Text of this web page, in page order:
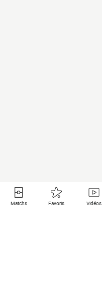
Matchs Favoris Vidéos